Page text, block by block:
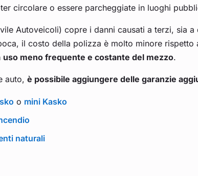
circolare o essere parcheggiate in luoghi
Autoveicoli) copre i danni causati a terzi, sia
il costo della polizza è molto minore
uso meno frequente e costante del mezzo.
auto, è possibile aggiungere delle garanzie
o mini Kasko
naturali